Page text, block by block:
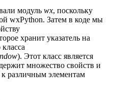
модуль wx, поскольку
wxPython. Затем в коде мы
хранит указатель на
). Этот класс является
множество свойств и
к различным элементам